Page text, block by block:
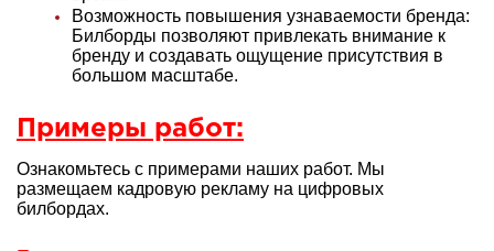
Возможность повышения узнаваемости бренда:
Билборды позволяют привлекать внимание к
бренду и создавать ощущение присутствия в
большом масштабе.
Примеры работ:
Ознакомьтесь с примерами наших работ. Мы
размещаем кадровую рекламу на цифровых
билбордах.